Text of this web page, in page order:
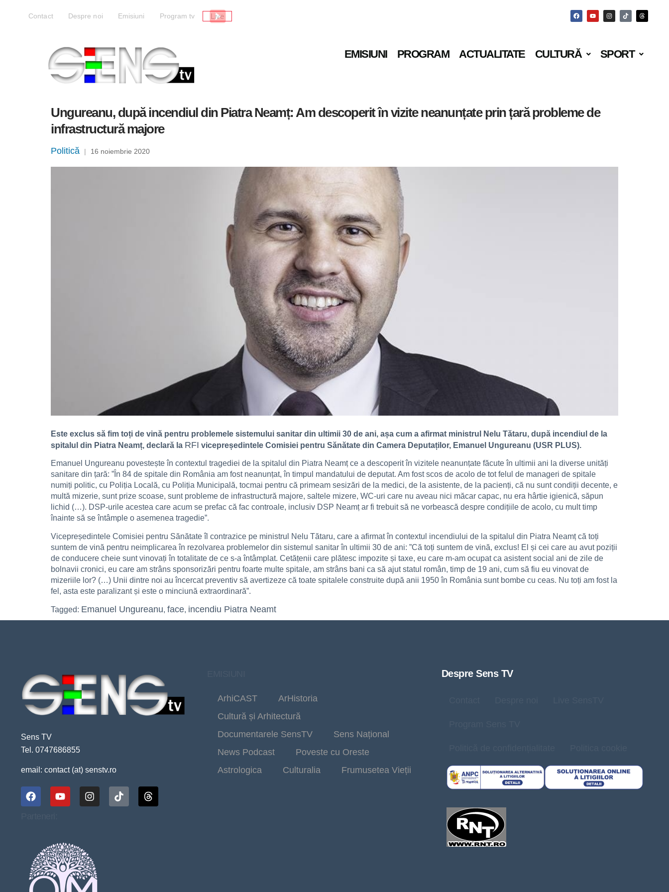
Contact Despre noi Emisiuni Program tv Live
EMISIUNI PROGRAM ACTUALITATE CULTURĂ SPORT
Ungureanu, după incendiul din Piatra Neamț: Am descoperit în vizite neanunțate prin țară probleme de
infrastructură majore
Politică | 16 noiembrie 2020
Este exclus să fim toți de vină pentru problemele sistemului sanitar din ultimii 30 de ani, așa cum a afirmat ministrul Nelu Tătaru, după incendiul de la
spitalul din Piatra Neamț, declară la RFI vicepreședintele Comisiei pentru Sănătate din Camera Deputaților, Emanuel Ungureanu (USR PLUS).
Emanuel Ungureanu povestește în contextul tragediei de la spitalul din Piatra Neamț ce a descoperit în vizitele neanunțate făcute în ultimii ani la diverse unități
sanitare din țară: ”În 84 de spitale din România am fost neanunțat, în timpul mandatului de deputat. Am fost scos de acolo de tot felul de manageri de spitale
numiți politic, cu Poliția Locală, cu Poliția Municipală, tocmai pentru că primeam sesizări de la medici, de la asistente, de la pacienți, că nu sunt condiții decente, e
multă mizerie, sunt prize scoase, sunt probleme de infrastructură majore, saltele mizere, WC-uri care nu aveau nici măcar capac, nu era hârtie igienică, săpun
lichid (…). DSP-urile acestea care acum se prefac că fac controale, inclusiv DSP Neamț ar fi trebuit să ne vorbească despre condițiile de acolo, cu mult timp
înainte să se întâmple o asemenea tragedie”.
Vicepreședintele Comisiei pentru Sănătate îl contrazice pe ministrul Nelu Tătaru, care a afirmat în contextul incendiului de la spitalul din Piatra Neamț că toți
suntem de vină pentru neimplicarea în rezolvarea problemelor din sistemul sanitar în ultimii 30 de ani: ”Că toți suntem de vină, exclus! El și cei care au avut poziții
de conducere cheie sunt vinovați în totalitate de ce s-a întâmplat. Cetățenii care plătesc impozite și taxe, eu care m-am ocupat ca asistent social ani de zile de
bolnavii cronici, eu care am strâns sponsorizări pentru foarte multe spitale, am strâns bani ca să ajut statul român, timp de 19 ani, cum să fiu eu vinovat de
mizeriile lor? (…) Unii dintre noi au încercat preventiv să avertizeze că toate spitalele construite după anii 1950 în România sunt bombe cu ceas. Nu toți am fost la
fel, asta este paralizant și este o minciună extraordinară”.
Tagged: Emanuel Ungureanu, face, incendiu Piatra Neamt
Sens TV
Tel. 0747686855
email: contact (at) senstv.ro
ArhiCAST
ArHistoria
Cultură și Arhitectură
Documentarele SensTV
Sens Național
News Podcast
Poveste cu Oreste
Astrologica
Culturalia Frumusetea Vieții
Despre Sens TV